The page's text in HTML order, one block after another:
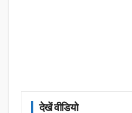
देखें वीडियो